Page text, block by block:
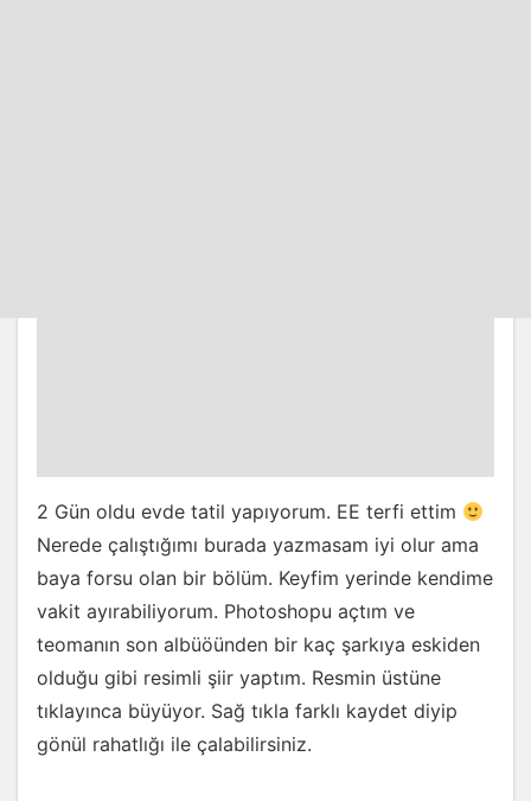
2 Gün oldu evde tatil yapıyorum. EE terfi ettim
Nerede çalıştığımı burada yazmasam iyi olur ama
baya forsu olan bir bölüm. Keyfim yerinde kendime
vakit ayırabiliyorum. Photoshopu açtım ve
teomanın son albüöünden bir kaç şarkıya eskiden
olduğu gibi resimli şiir yaptım. Resmin üstüne
tıklayınca büyüyor. Sağ tıkla farklı kaydet diyip
gönül rahatlığı ile çalabilirsiniz.